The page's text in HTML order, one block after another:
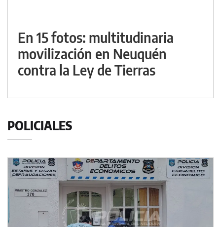
En 15 fotos: multitudinaria
movilización en Neuquén
contra la Ley de Tierras
POLICIALES